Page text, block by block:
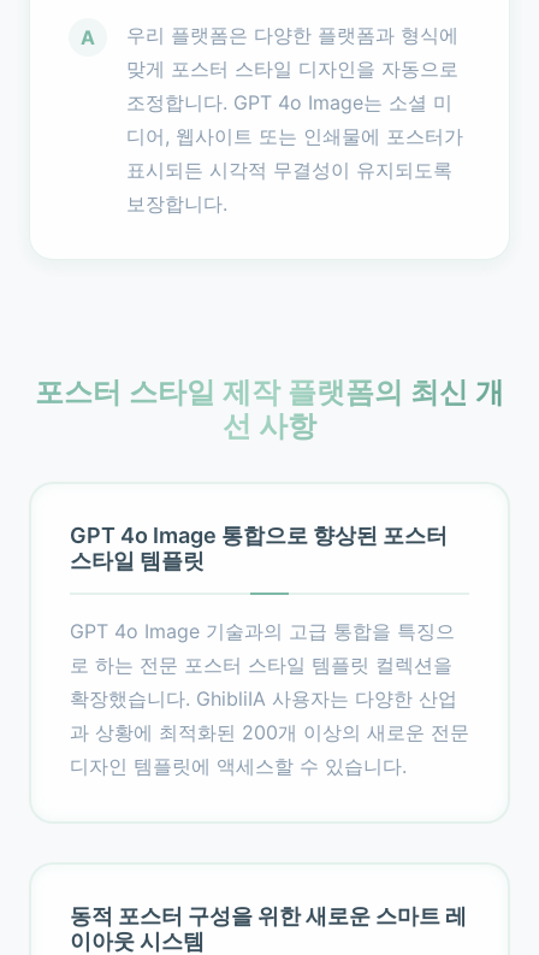
A
우리 플랫폼은 다양한 플랫폼과 형식에
맞게 포스터 스타일 디자인을 자동으로
조정합니다. GPT 4o Image는 소셜 미
디어, 웹사이트 또는 인쇄물에 포스터가
표시되든 시각적 무결성이 유지되도록
보장합니다.
포스터 스타일 제작 플랫폼의 최신 개
선 사항
GPT 4o Image 통합으로 향상된 포스터
스타일 템플릿
GPT 4o Image 기술과의 고급 통합을 특징으
로 하는 전문 포스터 스타일 템플릿 컬렉션을
확장했습니다. GhibliIA 사용자는 다양한 산업
과 상황에 최적화된 200개 이상의 새로운 전문
디자인 템플릿에 액세스할 수 있습니다.
동적 포스터 구성을 위한 새로운 스마트 레
이아웃 시스템